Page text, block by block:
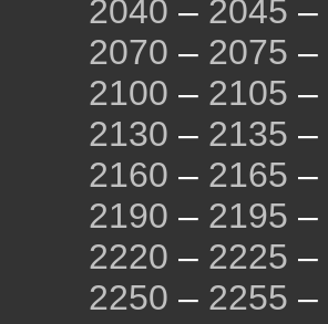
2040 – 2045 –
2070 – 2075 –
2100 – 2105 –
2130 – 2135 –
2160 – 2165 –
2190 – 2195 –
2220 – 2225 –
2250 – 2255 –